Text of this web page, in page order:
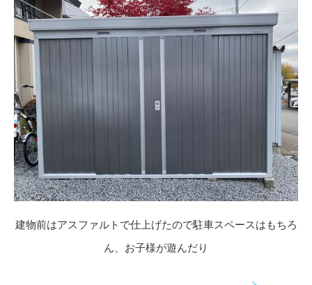
建物前はアスファルトで仕上げたので駐車スペースはもちろ
ん、お子様が遊んだり